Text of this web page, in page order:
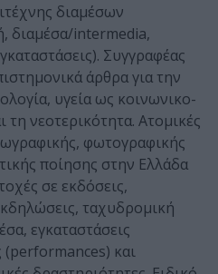
διαμέσων
διαμέσα/intermedia,
Συγγραφέας
άρθρα για την
υγεία ως κοινωνικο-
τη νεοτερικότητα. Ατομικές
φωτογραφικής
ποίησης στην Ελλάδα
σε εκδόσεις,
ταχυδρομική
εγκαταστάσεις
(performances) και